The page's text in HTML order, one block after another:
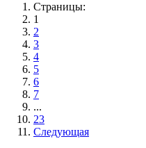
Страницы:
1
2
3
4
5
6
7
...
23
Следующая